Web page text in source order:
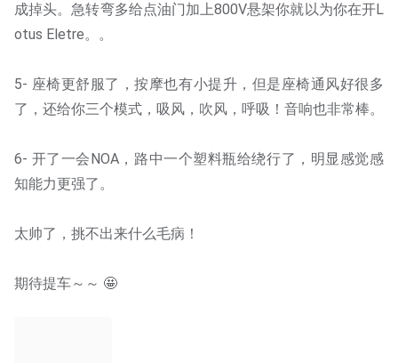
成掉头。急转弯多给点油门加上800V悬架你就以为你在开L
otus Eletre。。
5- 座椅更舒服了，按摩也有小提升，但是座椅通风好很多
了，还给你三个模式，吸风，吹风，呼吸！音响也非常棒。
6- 开了一会NOA，路中一个塑料瓶给绕行了，明显感觉感
知能力更强了。
太帅了，挑不出来什么毛病！
期待提车～～ 🤩